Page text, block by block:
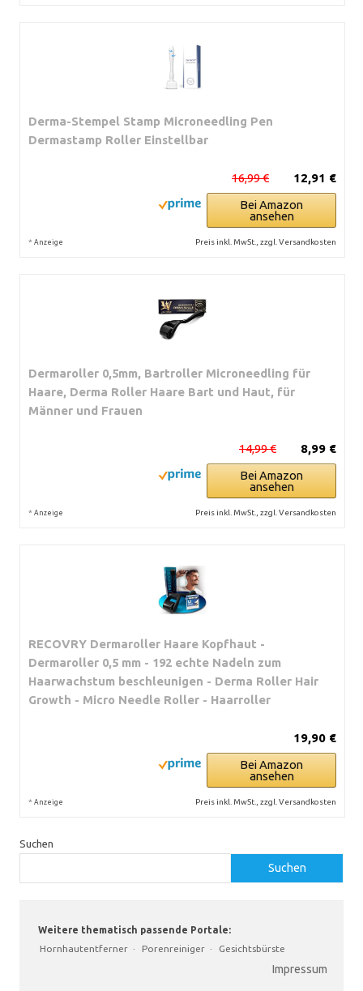
Derma-Stempel Stamp Microneedling Pen
Dermastamp Roller Einstellbar
12,91 €
16,99 €
Bei Amazon
ansehen
* Anzeige Preis inkl. MwSt., zzgl. Versandkosten
Dermaroller 0,5mm, Bartroller Microneedling für
Haare, Derma Roller Haare Bart und Haut, für
Männer und Frauen
8,99 €
14,99 €
Bei Amazon
ansehen
* Anzeige Preis inkl. MwSt., zzgl. Versandkosten
RECOVRY Dermaroller Haare Kopfhaut -
Dermaroller 0,5 mm - 192 echte Nadeln zum
Haarwachstum beschleunigen - Derma Roller Hair
Growth - Micro Needle Roller - Haarroller
19,90 €
Bei Amazon
ansehen
* Anzeige Preis inkl. MwSt., zzgl. Versandkosten
Suchen
Suchen
Weitere thematisch passende Portale:
Hornhautentferner · Porenreiniger · Gesichtsbürste
Impressum